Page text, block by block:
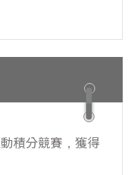
積分競賽，獲得